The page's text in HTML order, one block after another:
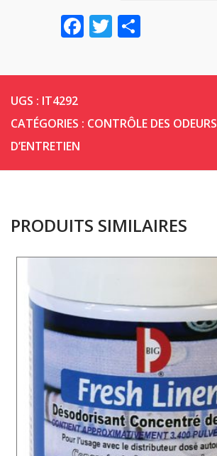
Facebook
Twitter
Share
UGS : IT4292
CATÉGORIES : CONTRÔLE DES ODEURS
D’ENTRETIEN
PRODUITS SIMILAIRES